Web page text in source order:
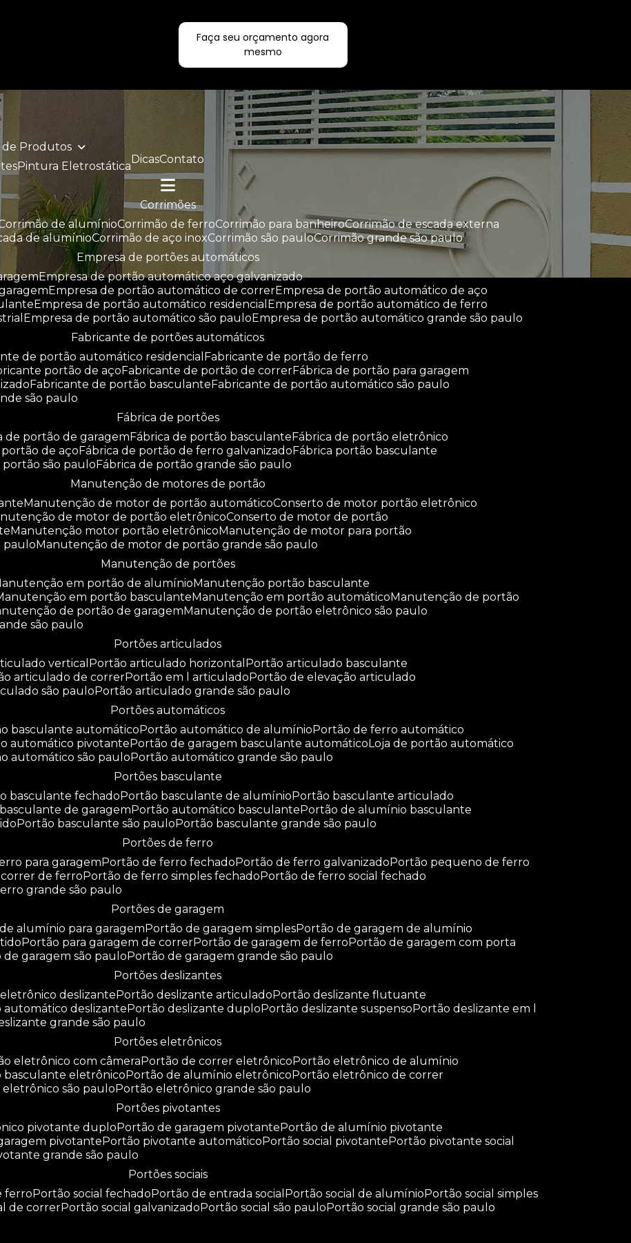
Faça seu orçamento agora
mesmo
de Produtos
Pintura Eletrostática
Dicas Contato
corrimões
corrimão de alumínio corrimão de ferro corrimão para banheiro corrimão de escada externa
de alumínio corrimão de aço inox corrimão são paulo corrimão grande são paulo
empresa de portões automáticos
empresa de portão automático aço galvanizado
empresa de portão automático de correr
empresa de portão automático de aço
empresa de portão automático residencial
empresa de portão automático de ferro
empresa de portão automático são paulo
empresa de portão automático grande são paulo
fabricante de portões automáticos
de portão automático residencial
fabricante de portão de ferro
portão de aço fabricante de portão de correr fábrica de portão para garagem
fabricante de portão basculante
fabricante de portão automático são paulo
são paulo
fábrica de portões
de portão de garagem fábrica de portão basculante
fábrica de portão eletrônico
portão de aço fábrica de portão de ferro galvanizado
fábrica portão basculante
portão são paulo
fábrica de portão grande são paulo
manutenção de motores de portão
manutenção de motor de portão automático conserto de motor portão eletrônico
de motor de portão eletrônico conserto de motor de portão
manutenção motor portão eletrônico
manutenção de motor para portão
paulo
manutenção de motor de portão grande são paulo
manutenção de portões
manutenção em portão de alumínio
manutenção portão basculante
manutenção em portão basculante manutenção em portão automático
manutenção de portão
de portão de garagem
manutenção de portão eletrônico são paulo
são paulo
portões articulados
vertical portão articulado horizontal
portão articulado basculante
articulado de correr portão em l articulado
portão de elevação articulado
são paulo
portão articulado grande são paulo
portões automáticos
basculante automático portão automático de alumínio
portão de ferro automático
automático pivotante portão de garagem basculante automático loja de portão automático
automático são paulo
portão automático grande são paulo
portões basculante
basculante fechado portão basculante de alumínio
portão basculante articulado
basculante de garagem portão automático basculante
portão de alumínio basculante
portão basculante são paulo
portão basculante grande são paulo
portões de ferro
para garagem portão de ferro fechado portão de ferro galvanizado
portão pequeno de ferro
correr de ferro portão de ferro simples fechado
portão de ferro social fechado
grande são paulo
portões de garagem
de alumínio para garagem portão de garagem simples
portão de garagem de alumínio
portão para garagem de correr portão de garagem de ferro
portão de garagem com porta
de garagem são paulo
portão de garagem grande são paulo
portões deslizantes
eletrônico deslizante portão deslizante articulado
portão deslizante flutuante
automático deslizante portão deslizante duplo portão deslizante suspenso
portão deslizante em l
grande são paulo
portões eletrônicos
eletrônico com câmera portão de correr eletrônico
portão eletrônico de alumínio
basculante eletrônico portão de alumínio eletrônico
portão eletrônico de correr
eletrônico são paulo
portão eletrônico grande são paulo
portões pivotantes
pivotante duplo portão de garagem pivotante
portão de alumínio pivotante
pivotante portão pivotante automático portão social pivotante
portão pivotante social
grande são paulo
portões sociais
ferro portão social fechado portão de entrada social portão social de alumínio
portão social simples
de correr portão social galvanizado portão social são paulo portão social grande são paulo